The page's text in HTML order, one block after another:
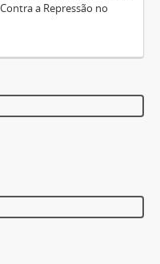
a Repressão no